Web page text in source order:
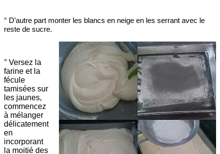
° D’autre part monter les blancs en neige en les serrant avec le
reste de sucre.
° Versez la
farine et la
fécule
tamisées sur
les jaunes,
commencez
à mélanger
délicatement
en
incorporant
la moitié des